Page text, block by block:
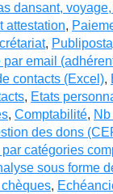
dansant,
attestation,
,
par email
contacts (Excel),
, Etats
, Comptabilité,
des dons
catégories
sous forme
,